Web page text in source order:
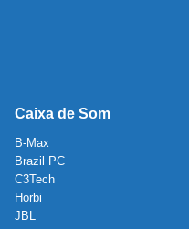
Caixa de Som
B-Max
Brazil PC
C3Tech
Horbi
JBL